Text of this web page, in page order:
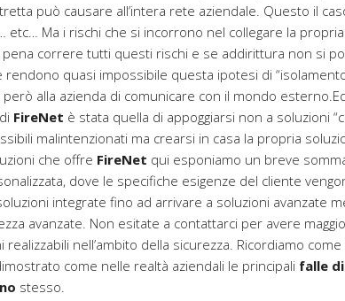
può causare all’intera rete aziendale. Questo il
Ma i rischi che si incorrono nel collegare la propria
correre tutti questi rischi e se addirittura non si
quasi impossibile questa ipotesi di
alla azienda di comunicare con il mondo
FireNet è stata quella di appoggiarsi non a soluzioni
malintenzionati ma crearsi in casa la propria
che offre FireNet qui esponiamo un breve
dove le specifiche esigenze del cliente
integrate fino ad arrivare a soluzioni avanzate
avanzate. Non esitate a contattarci per avere
nell’ambito della sicurezza. Ricordiamo
come nelle realtà aziendali le principali falle
stesso.